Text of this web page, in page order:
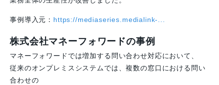
事例導入元： https://mediaseries.medialink-...
株式会社マネーフォワードの事例
マネーフォワードでは増加する問い合わせ対応において、
従来のオンプレミスシステムでは、複数の窓口における問い
合わせの